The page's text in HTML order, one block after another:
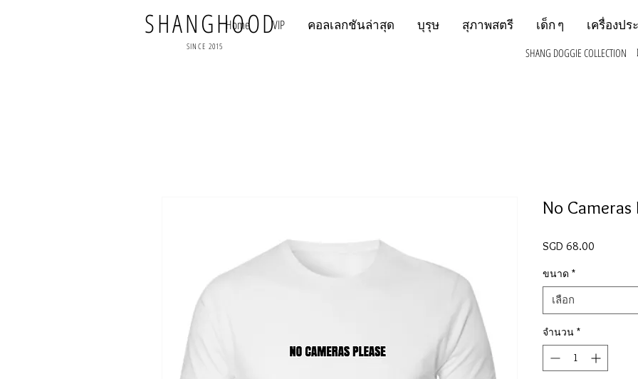
SHANGHOOD
SINCE 2015
Home VIP คอลเลกชันล่าสุด บุรุษ สุภาพสตรี เด็ก ๆ เครื่องปร
SHANG DOGGIE COLLECTION
No
SGD 68.00
ขนาด *
เลือก
จำนวน *